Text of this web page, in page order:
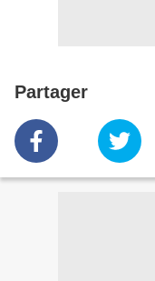
Partager